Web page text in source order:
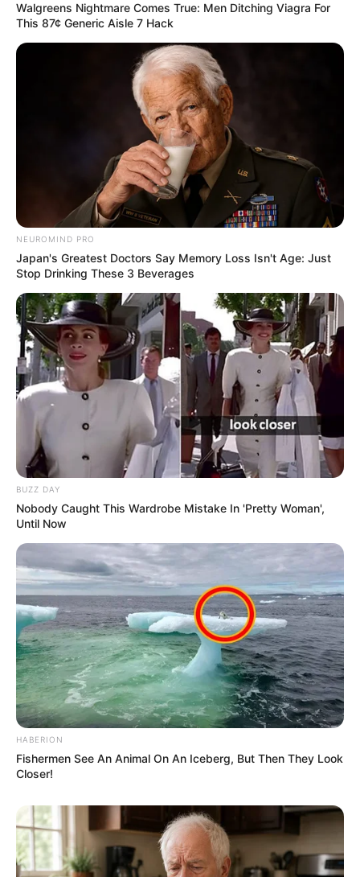
Walgreens Nightmare Comes True: Men Ditching Viagra For
This 87¢ Generic Aisle 7 Hack
NEUROMIND PRO
Japan's Greatest Doctors Say Memory Loss Isn't Age: Just
Stop Drinking These 3 Beverages
BUZZ DAY
Nobody Caught This Wardrobe Mistake In 'Pretty Woman',
Until Now
HABERION
Fishermen See An Animal On An Iceberg, But Then They Look
Closer!